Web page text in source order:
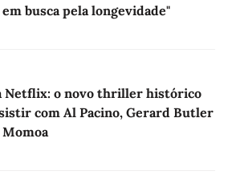
busca pela longevidade"
Netflix: o novo thriller histórico
com Al Pacino, Gerard Butler
Momoa